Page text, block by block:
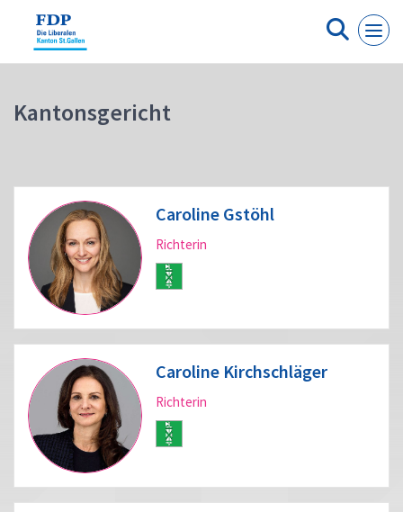
Kantonsgericht
Caroline Gstöhl
Richterin
Caroline Kirchschläger
Richterin
Cookie-Einstellungen